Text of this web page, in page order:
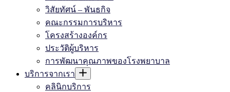
วิสัยทัศน์ – พันธกิจ
คณะกรรมการบริหาร
โครงสร้างองค์กร
ประวัติผู้บริหาร
การพัฒนาคุณภาพของโรงพยาบาล
บริการจากเรา
คลินิกบริการ